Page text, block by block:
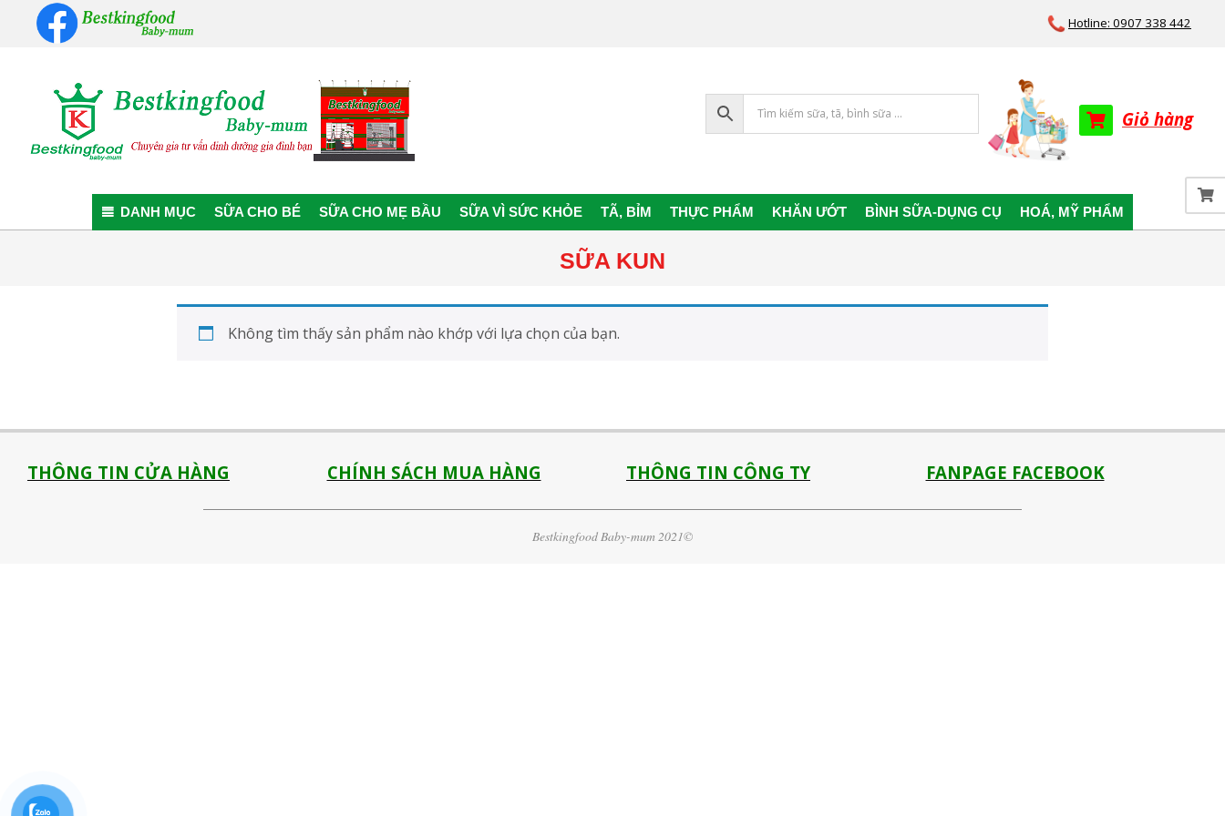
Hotline: 0907 338 442
Baby-
mum
Giỏ hàng
Primary
Menu
DANH MỤC SỮA CHO BÉ SỮA CHO MẸ BẦU SỮA VÌ SỨC KHỎE TÃ, BỈM THỰC PHẨM KHĂN ƯỚT BÌNH SỮA-DỤNG CỤ HOÁ, MỸ PHẨM
SỮA KUN
Không tìm thấy sản phẩm nào khớp với lựa chọn của bạn.
THÔNG TIN CỬA HÀNG CHÍNH SÁCH MUA HÀNG THÔNG TIN CÔNG TY FANPAGE FACEBOOK
Bestkingfood Baby-mum 2021©